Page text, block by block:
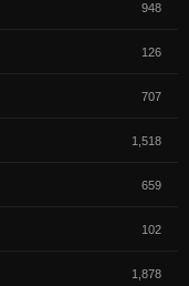
948
126
707
1,518
659
102
1,878